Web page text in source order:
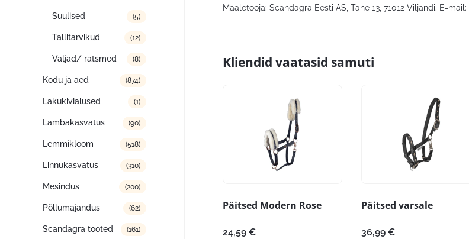
Suulised (5)
Tallitarvikud (12)
Valjad/ ratsmed (8)
Kodu ja aed (874)
Lakukivialused (1)
Lambakasvatus (90)
Lemmikloom (518)
Linnukasvatus (310)
Mesindus (200)
Põllumajandus (62)
Scandagra tooted (161)
Maaletooja: Scandagra Eesti AS, Tähe 13, 71012 Viljandi. E-mail:
Kliendid vaatasid samuti
Päitsed Modern Rose
24,59 €
Päitsed varsale
36,99 €